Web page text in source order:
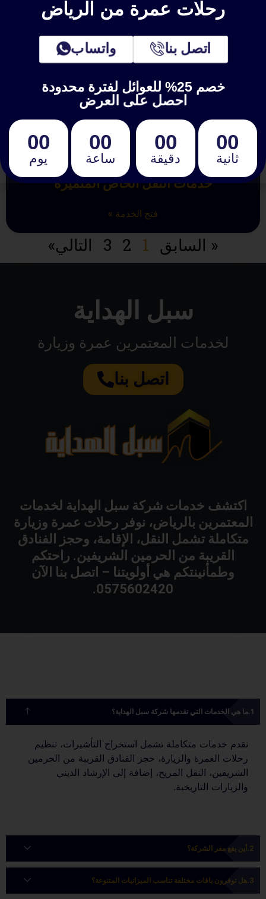
خدمات النقل الخاص المتميزة
فتح الخدمة »
« السابق 1
2
3 التالي»
سبل الهداية
لخدمات المعتمرين عمرة وزيارة
اتصل بنا
اكتشف خدمات شركة سبل الهداية لخدمات
المعتمرين بالرياض، نوفر رحلات عمرة وزيارة
متكاملة تشمل النقل، الإقامة، وحجز الفنادق
القريبة من الحرمين الشريفين. راحتكم
وطمأنينتكم هي أولويتنا – اتصل بنا الآن
0575602420.
ما هي الخدمات التي تقدمها شركة سبل الهداية؟
نقدم خدمات متكاملة تشمل استخراج التأشيرات، تنظيم
رحلات العمرة والزيارة، حجز الفنادق القريبة من الحرمين
الشريفين، النقل المريح، إضافة إلى الإرشاد الديني
والزيارات التاريخية.
أين يقع مقر الشركة؟
هل توفرون باقات مختلفة تناسب الميزانيات المتنوعة؟
رحلات عمرة من الرياض
اتصل بنا واتساب
خصم 25% للعوائل لفترة محدودة
احصل على العرض
00
يوم
00
ساعة
00
دقيقة
00
ثانية